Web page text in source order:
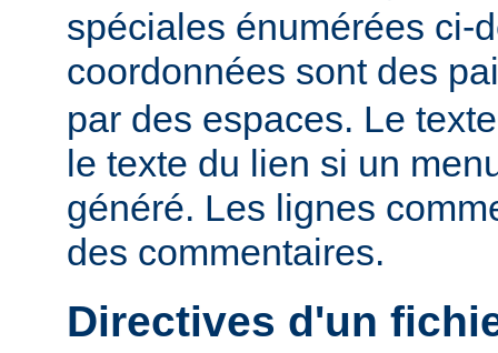
spéciales énumérées ci-
coordonnées sont des
par des espaces. Le
le texte du lien si un
généré. Les lignes
des commentaires.
Directives d'un